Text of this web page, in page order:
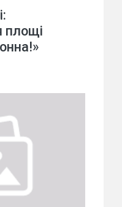
площі